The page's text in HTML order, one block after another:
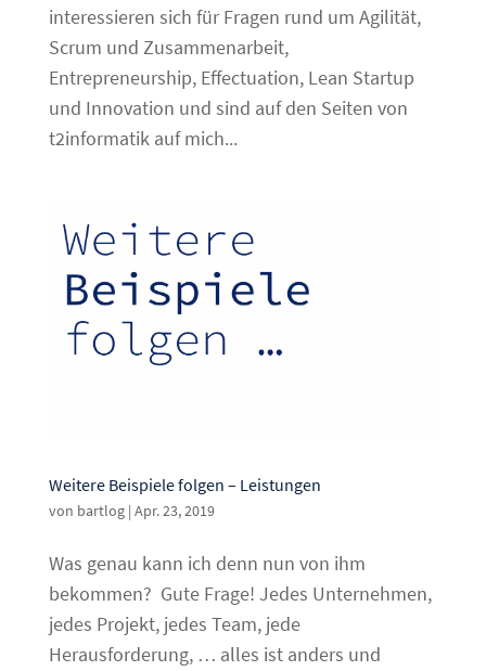
interessieren sich für Fragen rund um Agilität,
Scrum und Zusammenarbeit,
Entrepreneurship, Effectuation, Lean Startup
und Innovation und sind auf den Seiten von
t2informatik auf mich...
Weitere Beispiele folgen – Leistungen
von bartlog| Apr. 23, 2019
Was genau kann ich denn nun von ihm
bekommen? Gute Frage! Jedes Unternehmen,
jedes Projekt, jedes Team, jede
Herausforderung, … alles ist anders und